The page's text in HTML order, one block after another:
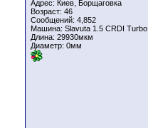
Адрес: Киев, Борщаговка
Возраст: 46
Сообщений: 4,852
Машина: Slavuta 1.5 CRDI Turbo
Длина: 29930мкм
Диаметр: 0мм